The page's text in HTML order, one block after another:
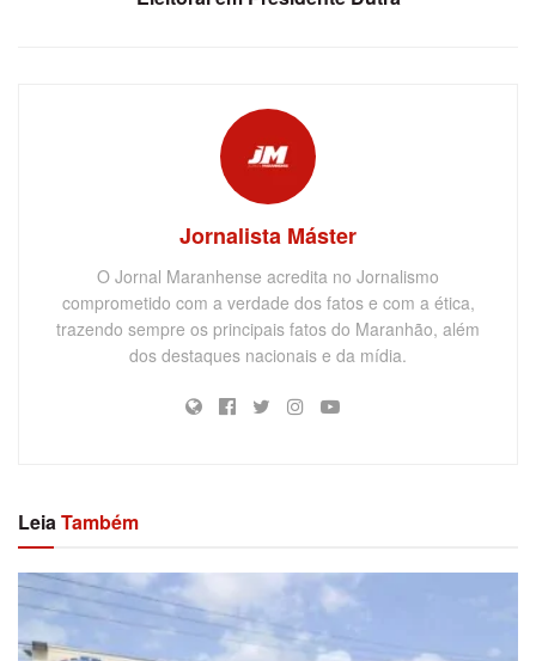
Jornalista Máster
O Jornal Maranhense acredita no Jornalismo
comprometido com a verdade dos fatos e com a ética,
trazendo sempre os principais fatos do Maranhão, além
dos destaques nacionais e da mídia.
LeiaTambém